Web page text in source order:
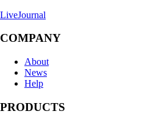
LiveJournal
COMPANY
About
News
Help
PRODUCTS